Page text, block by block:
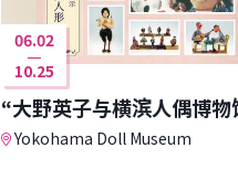
06.02
10.25
“大野英子与横滨人偶博物
Yokohama Doll Museum